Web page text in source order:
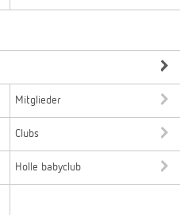
Mitglieder
Clubs
Holle babyclub